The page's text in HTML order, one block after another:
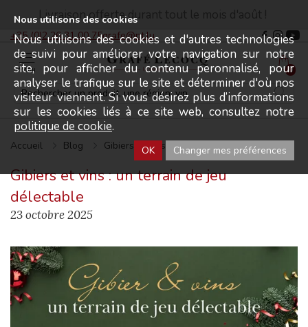
Livraison offerte durant tout le mois d'août !
+35 (0)2 26 31 00 75grafe@pt.lu
Menu 0
Accueil Blog Gibiers et vins : un terrain de jeu délectable
Gibiers et vins : un terrain de jeu
délectable
23 octobre 2025
Nous utilisons des cookies
Nous utilisons des cookies et d'autres technologies
de suivi pour améliorer votre navigation sur notre
site, pour afficher du contenu peronnalisé, pour
analyser le trafique sur le site et déterminer d'où nos
visiteur viennent. Si vous désirez plus d’informations
sur les cookies liés à ce site web, consultez notre
politique de cookie.
OK Changer mes préférences